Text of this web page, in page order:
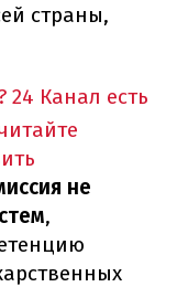
страны,
24 Канал есть
не
,